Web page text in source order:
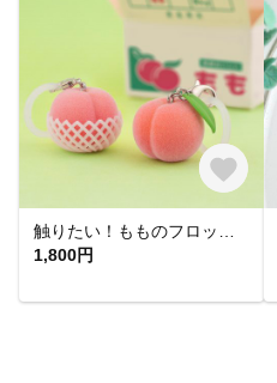
1,800円